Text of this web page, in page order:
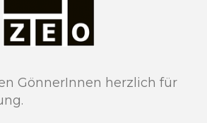
GönnerInnen herzlich für